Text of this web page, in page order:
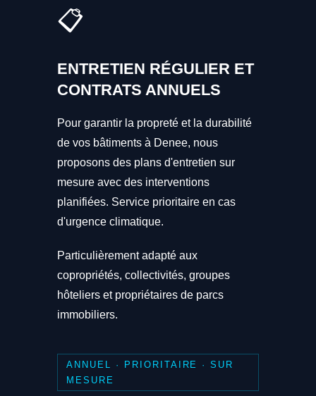
📋
ENTRETIEN RÉGULIER ET
CONTRATS ANNUELS
Pour garantir la propreté et la durabilité
de vos bâtiments à Denee, nous
proposons des plans d'entretien sur
mesure avec des interventions
planifiées. Service prioritaire en cas
d'urgence climatique.
Particulièrement adapté aux
copropriétés, collectivités, groupes
hôteliers et propriétaires de parcs
immobiliers.
ANNUEL · PRIORITAIRE · SUR
MESURE